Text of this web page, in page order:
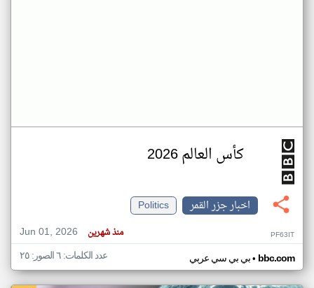
كأس العالم 2026
اخبار جزر القمر
Politics
Jun 01, 2026
منذ شهرين PF63IT
بي بي سي عربي• bbc.com عدد الكلمات: ٦ الصور: ٢٥